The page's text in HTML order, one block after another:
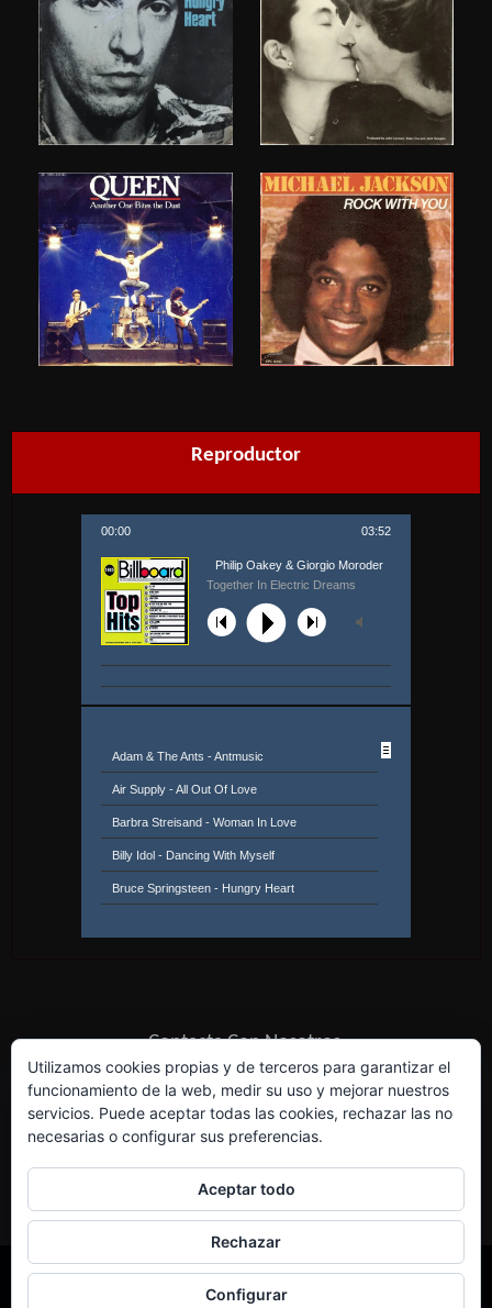
Reproductor
00:00 03:52
Together In Electric Dreams
Philip Oakey & Giorgio Moroder
Adam & The Ants - Antmusic
Air Supply - All Out Of Love
Barbra Streisand - Woman In Love
Billy Idol - Dancing With Myself
Bruce Springsteen - Hungry Heart
Diana Ross - Upside Down
George Benson - Give Me The Night
John Lennon - (Just Like) Starting Over
Kc & The Sunshine Band - Please Don't Go
Kool & The Gang - Celebration
Contacta Con Nosotros
Utilizamos cookies propias y de terceros para garantizar el
funcionamiento de la web, medir su uso y mejorar nuestros
servicios. Puede aceptar todas las cookies, rechazar las no
necesarias o configurar sus preferencias.
Aceptar todo
Rechazar
Configurar